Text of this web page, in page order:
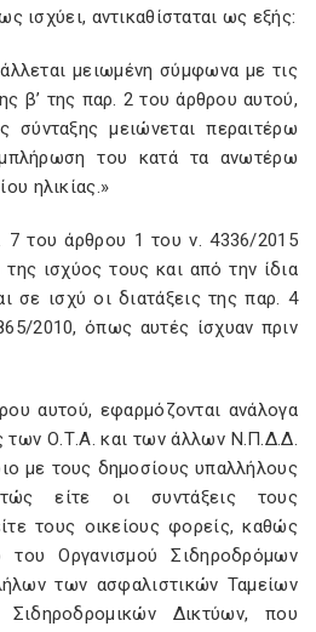
ισχύει, αντικαθίσταται ως εξής:
μειωμένη σύμφωνα με τις
β’ της παρ. 2 του άρθρου αυτού,
μειώνεται περαιτέρω
του κατά τα ανωτέρω
ηλικίας.»
7 του άρθρου 1 του ν. 4336/2015
ισχύος τους και από την ίδια
σε ισχύ οι διατάξεις της παρ. 4
2010, όπως αυτές ίσχυαν πριν
αυτού, εφαρμόζονται ανάλογα
των Ο.Τ.Α. και των άλλων Ν.Π.Δ.Δ.
με τους δημοσίους υπαλλήλους
είτε οι συντάξεις τους
τους οικείους φορείς, καθώς
Οργανισμού Σιδηροδρόμων
των ασφαλιστικών Ταμείων
Δικτύων, που